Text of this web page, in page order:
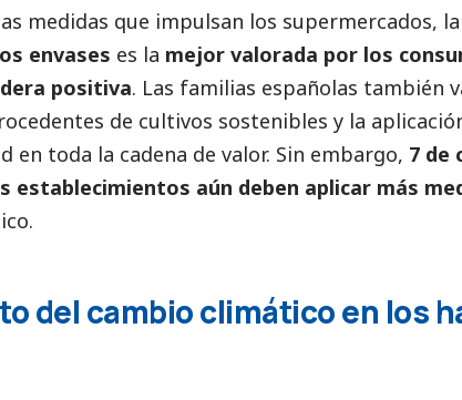
medidas que impulsan los supermercados, la
envases es la mejor valorada por los
positiva. Las familias españolas también
de cultivos sostenibles y la
en toda la cadena de valor. Sin embargo, 7 de
establecimientos aún deben aplicar más
del cambio climático en los